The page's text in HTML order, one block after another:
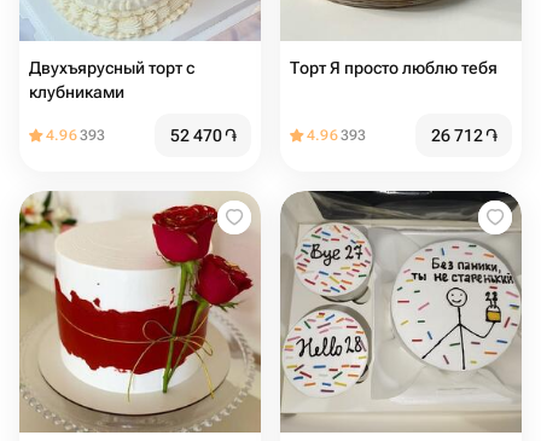
Двухъярусный торт с
клубниками
4.96393 52 470֏
Торт Я просто люблю тебя
4.96393 26 712֏